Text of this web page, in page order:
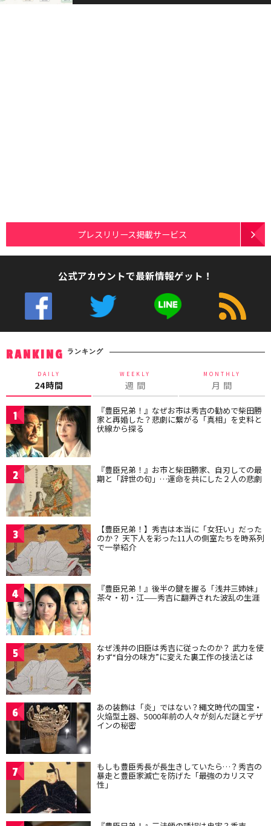
プレスリリース掲載サービス
公式アカウントで最新情報ゲット！
RANKING ランキング
DAILY
24時間
WEEKLY
週 間
MONTHLY
月 間
1 『豊臣兄弟！』なぜお市は秀吉の勧めで柴田勝
家と再婚した？悲劇に繋がる「真相」を史料と
伏線から探る
2 『豊臣兄弟！』お市と柴田勝家、自刃しての最
期と「辞世の句」…運命を共にした２人の悲劇
3 【豊臣兄弟！】秀吉は本当に「女狂い」だった
のか？ 天下人を彩った11人の側室たちを時系列
で一挙紹介
4 『豊臣兄弟！』後半の鍵を握る「浅井三姉妹」
茶々・初・江——秀吉に翻弄された波乱の生涯
5 なぜ浅井の旧臣は秀吉に従ったのか？ 武力を使
わず“自分の味方”に変えた裏工作の技法とは
6 あの装飾は「炎」ではない？縄文時代の国宝・
火焔型土器、5000年前の人々が刻んだ謎とデザ
インの秘密
7 もしも豊臣秀長が長生きしていたら…？秀吉の
暴走と豊臣家滅亡を防げた「最強のカリスマ
性」